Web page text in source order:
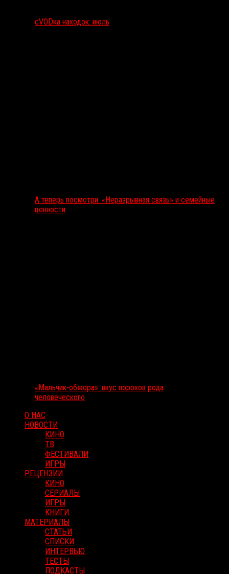
сVODка находок: июль
А теперь посмотри: «Неразрывная связь» и семейные
ценности
«Мальчик-обжора»: вкус пороков рода
человеческого
О НАС
НОВОСТИ
КИНО
ТВ
ФЕСТИВАЛИ
ИГРЫ
РЕЦЕНЗИИ
КИНО
СЕРИАЛЫ
ИГРЫ
КНИГИ
МАТЕРИАЛЫ
СТАТЬИ
СПИСКИ
ИНТЕРВЬЮ
ТЕСТЫ
ПОДКАСТЫ